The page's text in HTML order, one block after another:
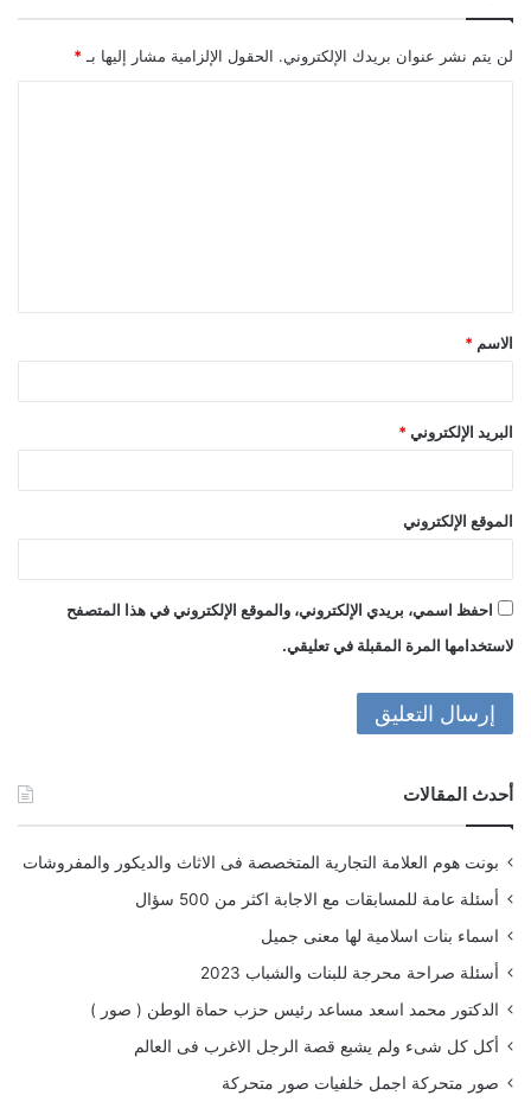
لن يتم نشر عنوان بريدك الإلكتروني. الحقول الإلزامية مشار إليها بـ *
ق
*
الاسم *
البريد الإلكتروني *
الموقع الإلكتروني
احفظ اسمي، بريدي الإلكتروني، والموقع الإلكتروني في هذا المتصفح
لاستخدامها المرة المقبلة في تعليقي.
أحدث المقالات
بونت هوم العلامة التجارية المتخصصة فى الاثاث والديكور والمفروشات
أسئلة عامة للمسابقات مع الاجابة اكثر من 500 سؤال
اسماء بنات اسلامية لها معنى جميل
أسئلة صراحة محرجة للبنات والشباب 2023
الدكتور محمد اسعد مساعد رئيس حزب حماة الوطن ( صور )
أكل كل شىء ولم يشبع قصة الرجل الاغرب فى العالم
صور متحركة اجمل خلفيات صور متحركة